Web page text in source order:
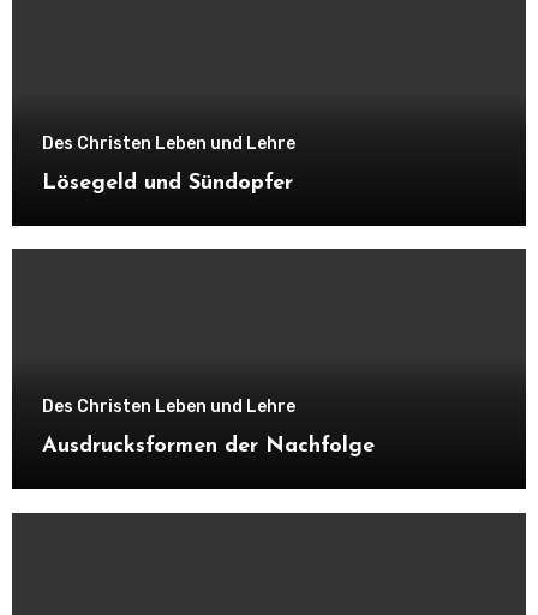
Des Christen Leben und Lehre
Lösegeld und Sündopfer
Des Christen Leben und Lehre
Ausdrucksformen der Nachfolge